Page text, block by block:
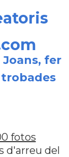
Joans, fer
trobades
fotos
d'arreu del